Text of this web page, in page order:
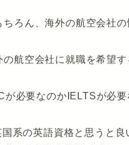
ろん、海外の航空会社の
航空会社に就職を希望す
が必要なのかIELTSが必要
国系の英語資格と思うと